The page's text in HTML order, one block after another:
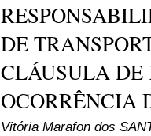
DE
CLÁUSULA
OCORRÊNCIA
Vitória Marafon dos